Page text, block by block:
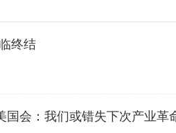
终结
国会：我们或错失下次产业革